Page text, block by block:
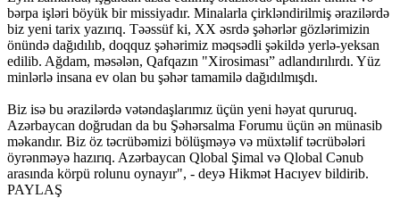
bərpa işləri böyük bir missiyadır. Minalarla çirkləndirilmiş ərazilərdə
biz yeni tarix yazırıq. Təəssüf ki, XX əsrdə şəhərlər gözlərimizin
önündə dağıdılıb, doqquz şəhərimiz məqsədli şəkildə yerlə-yeksan
edilib. Ağdam, məsələn, Qafqazın "Xirosiması” adlandırılırdı. Yüz
minlərlə insana ev olan bu şəhər tamamilə dağıdılmışdı.
Biz isə bu ərazilərdə vətəndaşlarımız üçün yeni həyat qururuq.
Azərbaycan doğrudan da bu Şəhərsalma Forumu üçün ən münasib
məkandır. Biz öz təcrübəmizi bölüşməyə və müxtəlif təcrübələri
öyrənməyə hazırıq. Azərbaycan Qlobal Şimal və Qlobal Cənub
arasında körpü rolunu oynayır", - deyə Hikmət Hacıyev bildirib.
PAYLAŞ